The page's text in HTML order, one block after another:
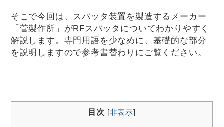
そこで今回は、スパッタ装置を製造するメーカー
「菅製作所」がRFスパッタについてわかりやすく
解説します。専門用語を少なめに、基礎的な部分
を説明しますので参考書替わりにご覧ください。
目次 [非表示]